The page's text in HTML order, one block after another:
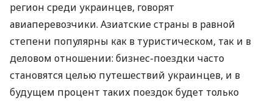
регион среди украинцев, говорят
авиаперевозчики. Азиатские страны в равной
степени популярны как в туристическом, так и в
деловом отношении: бизнес-поездки часто
становятся целью путешествий украинцев, и в
будущем процент таких поездок будет только